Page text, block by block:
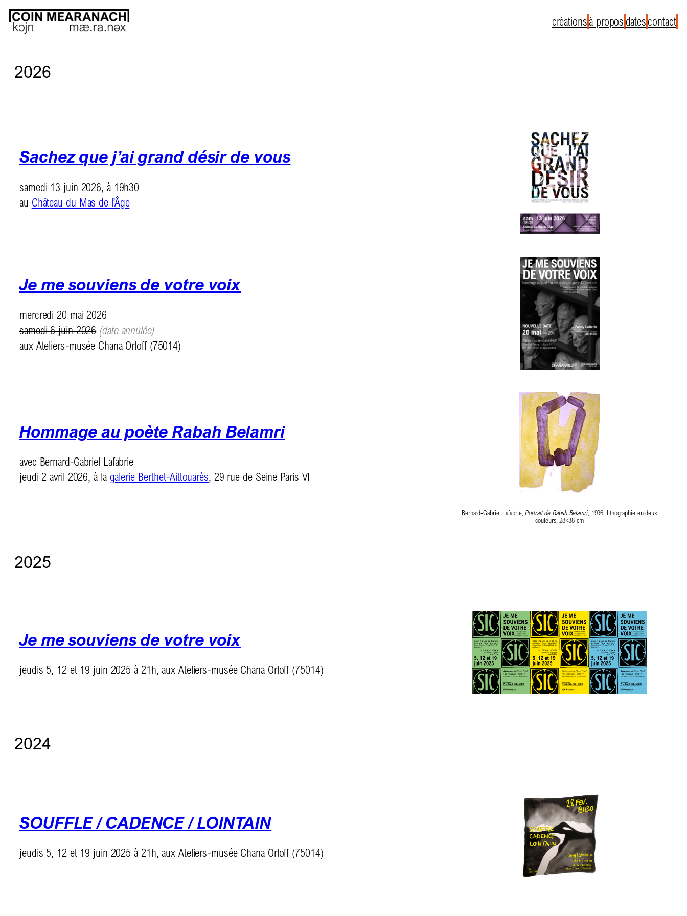
créationsà propos datescontact
2026
Sachez que j’ai grand désir de vous
samedi 13 juin 2026, à 19h30
au Château du Mas de l’Âge
Je me souviens de votre voix
mercredi 20 mai 2026
samedi 6 juin 2026 (date annulée)
aux Ateliers-musée Chana Orloff (75014)
Hommage au poète Rabah Belamri
avec Bernard-Gabriel Lafabrie
jeudi 2 avril 2026, à la galerie Berthet-Aittouarès, 29 rue de Seine Paris VI
Bernard-Gabriel Lafabrie,Portrait de Rabah Belamri, 1996, lithographie en deux
couleurs, 28×38 cm
2025
Je me souviens de votre voix
jeudis 5, 12 et 19 juin 2025 à 21h, aux Ateliers-musée Chana Orloff (75014)
2024
SOUFFLE / CADENCE / LOINTAIN
jeudis 5, 12 et 19 juin 2025 à 21h, aux Ateliers-musée Chana Orloff (75014)